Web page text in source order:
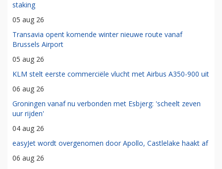
staking
05 aug 26
Transavia opent komende winter nieuwe route vanaf
Brussels Airport
05 aug 26
KLM stelt eerste commerciële vlucht met Airbus A350-900 uit
06 aug 26
Groningen vanaf nu verbonden met Esbjerg: 'scheelt zeven
uur rijden'
04 aug 26
easyJet wordt overgenomen door Apollo, Castlelake haakt af
06 aug 26